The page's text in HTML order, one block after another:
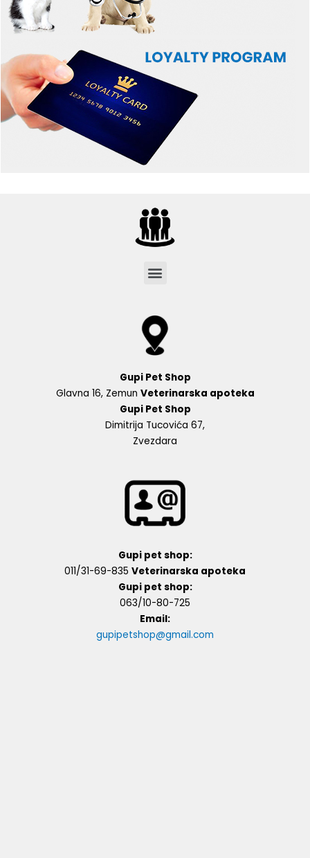
Menu
Gupi Pet Shop
Glavna 16, Zemun Veterinarska apoteka
Gupi Pet Shop
Dimitrija Tucovića 67,
Zvezdara
Gupi pet shop:
011/31-69-835 Veterinarska apoteka
Gupi pet shop:
063/10-80-725
Email:
gupipetshop@gmail.com